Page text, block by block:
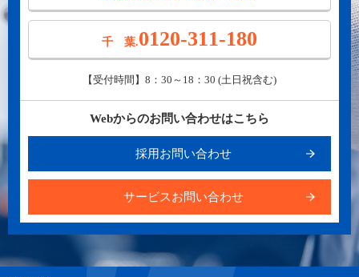
千 葉.0120-311-180
【受付時間】8：30～18：30 (土日祝含む)
Webからのお問い合わせはこちら
採用お問い合わせ
サービスお問い合わせ